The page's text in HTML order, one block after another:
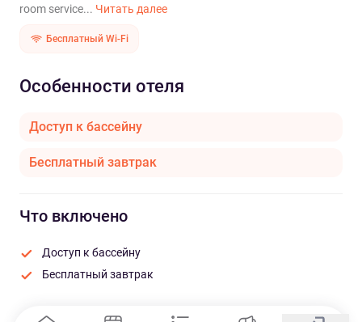
room service... Читать далее
Бесплатный Wi-Fi
Особенности отеля
Доступ к бассейну
Бесплатный завтрак
Что включено
Доступ к бассейну
Бесплатный завтрак